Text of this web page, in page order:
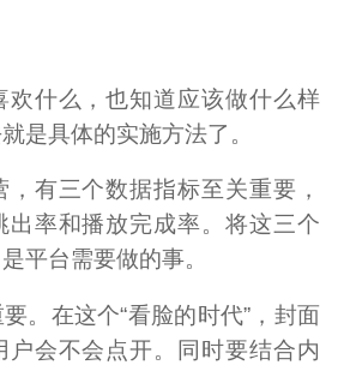
欢什么，也知道应该做什么样
是具体的实施方法了。
有三个数据指标至关重要，
出率和播放完成率。将这三个
平台需要做的事。
。在这个“看脸的时代”，封面
户会不会点开。同时要结合内